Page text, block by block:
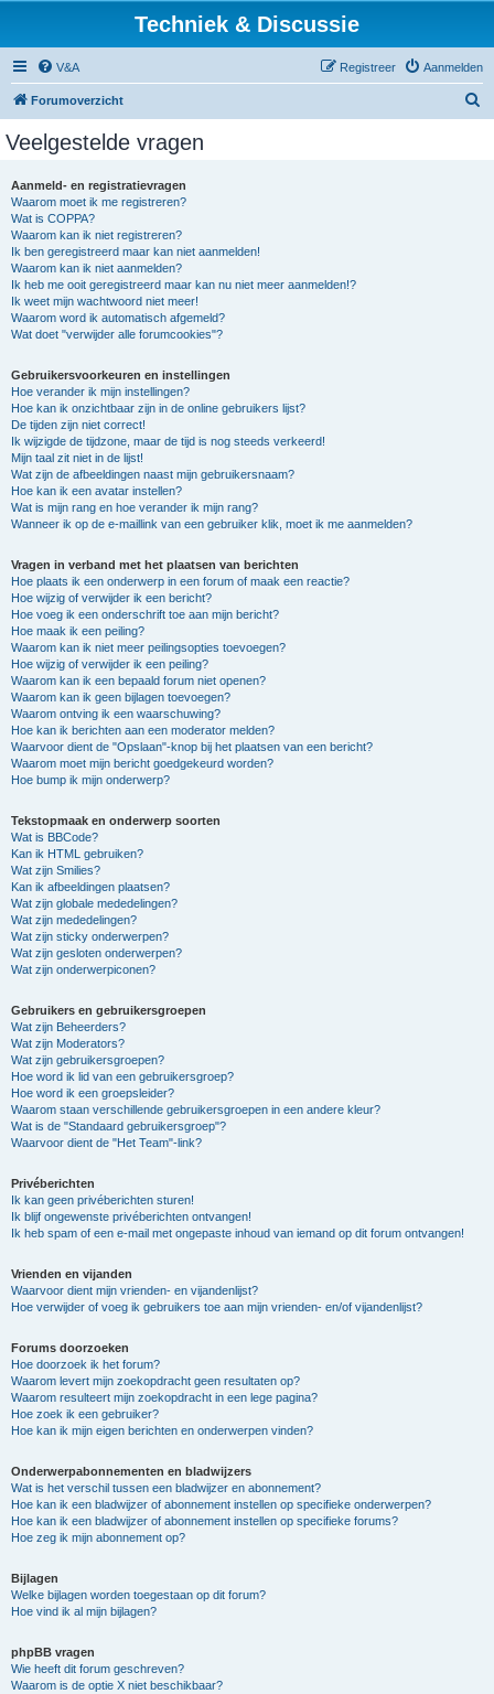
Techniek & Discussie
V&A Aanmelden
Registreer
Forumoverzicht
Veelgestelde vragen
Aanmeld- en registratievragen
Waarom moet ik me registreren?
Wat is COPPA?
Waarom kan ik niet registreren?
Ik ben geregistreerd maar kan niet aanmelden!
Waarom kan ik niet aanmelden?
Ik heb me ooit geregistreerd maar kan nu niet meer aanmelden!?
Ik weet mijn wachtwoord niet meer!
Waarom word ik automatisch afgemeld?
Wat doet "verwijder alle forumcookies"?
Gebruikersvoorkeuren en instellingen
Hoe verander ik mijn instellingen?
Hoe kan ik onzichtbaar zijn in de online gebruikers lijst?
De tijden zijn niet correct!
Ik wijzigde de tijdzone, maar de tijd is nog steeds verkeerd!
Mijn taal zit niet in de lijst!
Wat zijn de afbeeldingen naast mijn gebruikersnaam?
Hoe kan ik een avatar instellen?
Wat is mijn rang en hoe verander ik mijn rang?
Wanneer ik op de e-maillink van een gebruiker klik, moet ik me aanmelden?
Vragen in verband met het plaatsen van berichten
Hoe plaats ik een onderwerp in een forum of maak een reactie?
Hoe wijzig of verwijder ik een bericht?
Hoe voeg ik een onderschrift toe aan mijn bericht?
Hoe maak ik een peiling?
Waarom kan ik niet meer peilingsopties toevoegen?
Hoe wijzig of verwijder ik een peiling?
Waarom kan ik een bepaald forum niet openen?
Waarom kan ik geen bijlagen toevoegen?
Waarom ontving ik een waarschuwing?
Hoe kan ik berichten aan een moderator melden?
Waarvoor dient de "Opslaan"-knop bij het plaatsen van een bericht?
Waarom moet mijn bericht goedgekeurd worden?
Hoe bump ik mijn onderwerp?
Tekstopmaak en onderwerp soorten
Wat is BBCode?
Kan ik HTML gebruiken?
Wat zijn Smilies?
Kan ik afbeeldingen plaatsen?
Wat zijn globale mededelingen?
Wat zijn mededelingen?
Wat zijn sticky onderwerpen?
Wat zijn gesloten onderwerpen?
Wat zijn onderwerpiconen?
Gebruikers en gebruikersgroepen
Wat zijn Beheerders?
Wat zijn Moderators?
Wat zijn gebruikersgroepen?
Hoe word ik lid van een gebruikersgroep?
Hoe word ik een groepsleider?
Waarom staan verschillende gebruikersgroepen in een andere kleur?
Wat is de "Standaard gebruikersgroep"?
Waarvoor dient de "Het Team"-link?
Privéberichten
Ik kan geen privéberichten sturen!
Ik blijf ongewenste privéberichten ontvangen!
Ik heb spam of een e-mail met ongepaste inhoud van iemand op dit forum ontvangen!
Vrienden en vijanden
Waarvoor dient mijn vrienden- en vijandenlijst?
Hoe verwijder of voeg ik gebruikers toe aan mijn vrienden- en/of vijandenlijst?
Forums doorzoeken
Hoe doorzoek ik het forum?
Waarom levert mijn zoekopdracht geen resultaten op?
Waarom resulteert mijn zoekopdracht in een lege pagina?
Hoe zoek ik een gebruiker?
Hoe kan ik mijn eigen berichten en onderwerpen vinden?
Onderwerpabonnementen en bladwijzers
Wat is het verschil tussen een bladwijzer en abonnement?
Hoe kan ik een bladwijzer of abonnement instellen op specifieke onderwerpen?
Hoe kan ik een bladwijzer of abonnement instellen op specifieke forums?
Hoe zeg ik mijn abonnement op?
Bijlagen
Welke bijlagen worden toegestaan op dit forum?
Hoe vind ik al mijn bijlagen?
phpBB vragen
Wie heeft dit forum geschreven?
Waarom is de optie X niet beschikbaar?